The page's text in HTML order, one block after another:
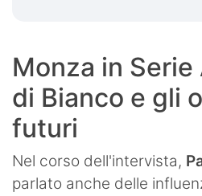
Monza in Serie
di Bianco e gli
futuri
Nel corso dell'intervista,
parlato anche delle